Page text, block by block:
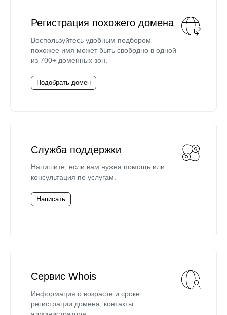
Регистрация похожего домена
Воспользуйтесь удобным подбором —
похожее имя может быть свободно в одной
из 700+ доменных зон.
Подобрать домен
Служба поддержки
Напишите, если вам нужна помощь или
консультация по услугам.
Написать
Сервис Whois
Информация о возрасте и сроке
регистрации домена, контакты